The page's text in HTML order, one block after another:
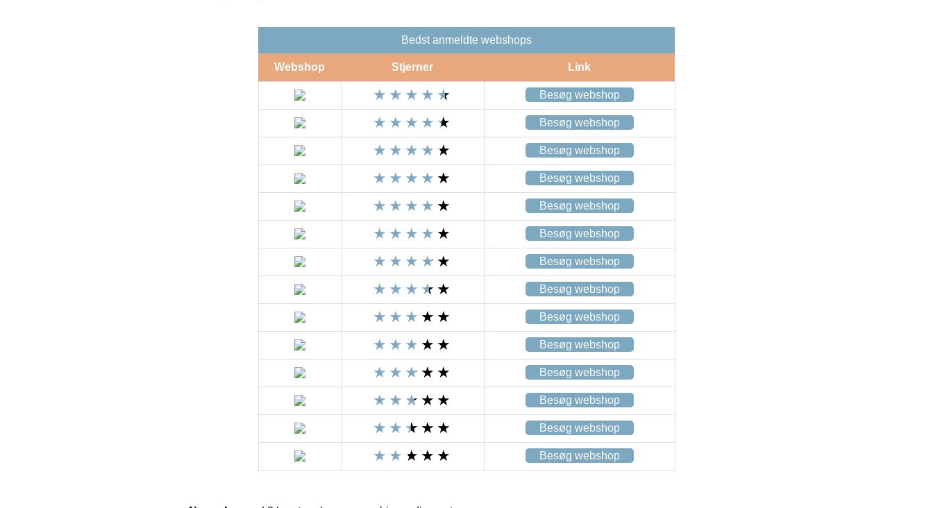
Bedst anmeldte webshops
Webshop Stjerner Link
Besøg webshop
Besøg webshop
Besøg webshop
Besøg webshop
Besøg webshop
Besøg webshop
Besøg webshop
Besøg webshop
Besøg webshop
Besøg webshop
Besøg webshop
Besøg webshop
Besøg webshop
Besøg webshop